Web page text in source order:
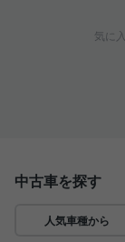
気に
中古車を探す
人気車種から